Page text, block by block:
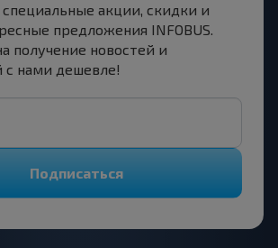
акции, скидки и
предложения INFOBUS.
получение новостей и
с нами дешевле!
Подписаться